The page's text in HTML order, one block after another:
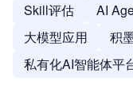
Skill评估 AI
大模型应用
积
私有化AI智能体平